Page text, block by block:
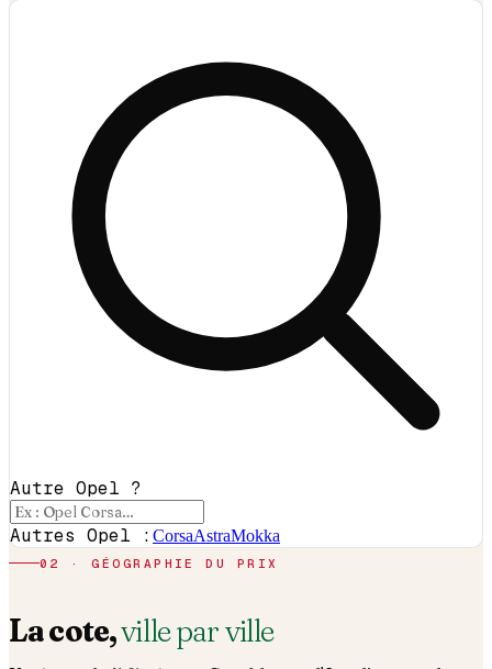
Autre Opel ?
Autres Opel : CorsaAstraMokka
02 · GÉOGRAPHIE DU PRIX
La cote,ville par ville